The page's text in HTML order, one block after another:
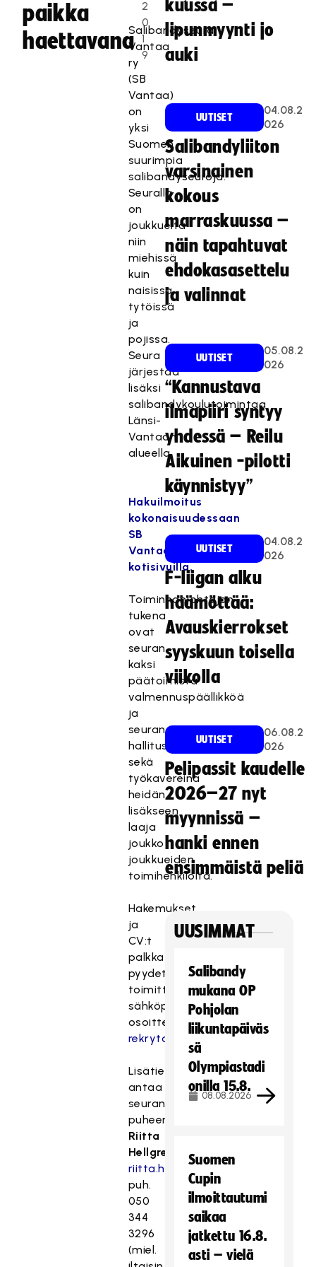
paikka
haettavana
2
0
1
9
Salibandyseura
Vantaa
ry
(SB
Vantaa)
on
yksi
Suomen
suurimpia
salibandyseuroja.
Seuralla
on
joukkueita
niin
miehissä
kuin
naisissa,
tytöissä
ja
pojissa.
Seura
järjestää
lisäksi
salibandykoulutoimintaa
Länsi-
Vantaan
alueella.
Hakuilmoitus
kokonaisuudessaan
SB
Vantaan
kotisivuilla.
Toiminnanjohtajan
tukena
ovat
seuran
kaksi
päätoimista
valmennuspäällikköä
ja
seuran
hallitus
sekä
työkavereina
heidän
lisäkseen
laaja
joukko
joukkueiden
toimihenkilöitä.
Hakemukset
ja
CV:t
palkkatoivomuksineen
pyydetään
toimittamaan
sähköpostitse
osoitteella:
rekrytointi(at)sbvantaa.fi
Lisätietoja
antaa
seuran
puheenjohtaja
Riitta
Hellgren
riitta.hellgren(at)sbvantaa.fi
puh.
050
344
3296
(miel.
kuussa –
lipunmyynti jo
auki
UUTISET
04.08.2
026
Salibandyliiton
varsinainen
kokous
marraskuussa –
näin tapahtuvat
ehdokasasettelu
ja valinnat
UUTISET
05.08.2
026
“Kannustava
ilmapiiri syntyy
yhdessä – Reilu
Aikuinen -pilotti
käynnistyy”
UUTISET
04.08.2
026
F-liigan alku
häämöttää:
Avauskierrokset
syyskuun toisella
viikolla
UUTISET
06.08.2
026
Pelipassit kaudelle
2026–27 nyt
myynnissä –
hanki ennen
ensimmäistä peliä
UUSIMMAT
Salibandy
mukana OP
Pohjolan
liikuntapäiväs
sä
Olympiastadi
onilla 15.8.
08.08.2026
Suomen
Cupin
ilmoittautumi
saikaa
jatkettu 16.8.
asti – vielä